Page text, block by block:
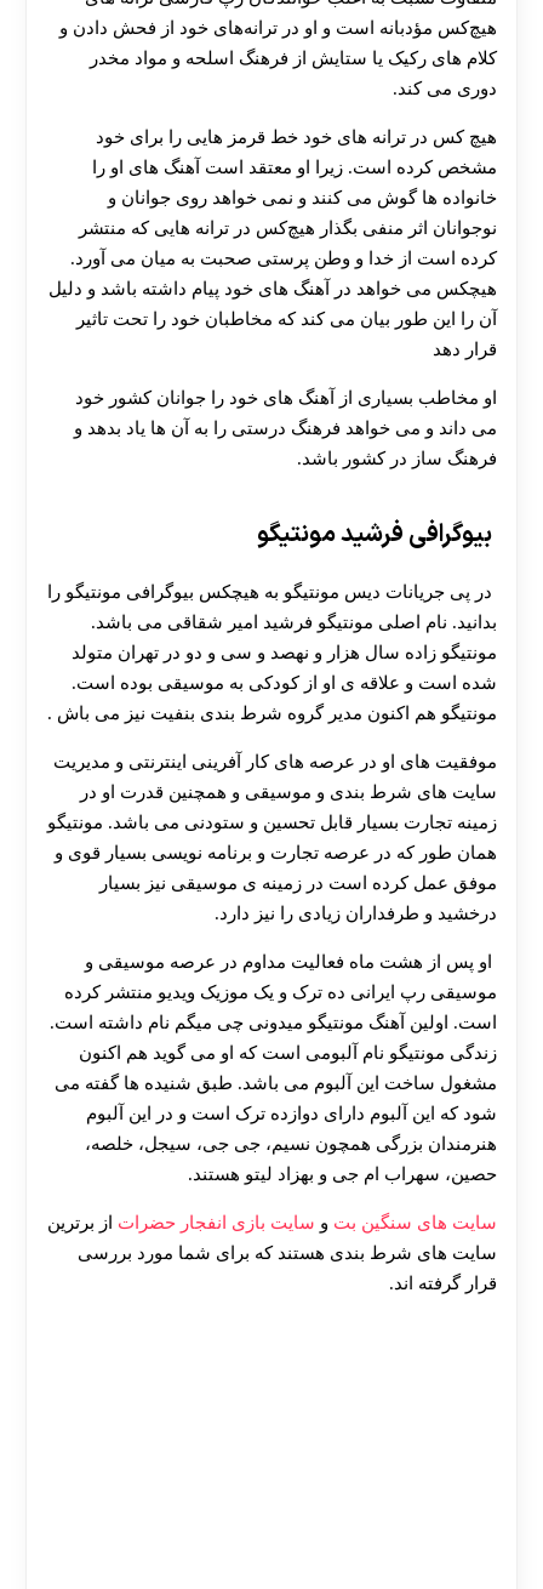
هیچ‌کس مؤدبانه است و او در ترانه‌های خود از فحش دادن و
کلام‌ های رکیک یا ستایش از فرهنگ اسلحه و مواد مخدر
دوری می‌ کند.
هیچ‌ کس در ترانه‌ های خود خط قرمز هایی را برای خود
مشخص کرده است. زیرا او معتقد است آهنگ‌ های او را
خانواده‌ ها گوش می‌ کنند و نمی‌ خواهد روی جوانان و
نوجوانان اثر منفی بگذار هیچ‌کس در ترانه‌ هایی که منتشر
کرده است از خدا و وطن‌ پرستی صحبت به میان می‌ آورد.
هیچکس می‌ خواهد در آهنگ های خود پیام داشته باشد و دلیل
آن را این‌ طور بیان می‌ کند که مخاطبان خود را تحت تاثیر
قرار دهد
او مخاطب بسیاری از آهنگ های خود را جوانان کشور خود
می داند و می خواهد فرهنگ درستی را به آن ها یاد بدهد و
فرهنگ ساز در کشور باشد.
بیوگرافی فرشید مونتیگو
در پی جریانات دیس مونتیگو به هیچکس بیوگرافی مونتیگو را
بدانید. نام اصلی مونتیگو فرشید امیر شقاقی می باشد.
مونتیگو زاده سال هزار و نهصد و سی و دو در تهران متولد
شده است و علاقه ی او از کودکی به موسیقی بوده است.
مونتیگو هم اکنون مدیر گروه شرط بندی بنفیت نیز می باش .
موفقیت های او در عرصه های کار آفرینی اینترنتی و مدیریت
سایت های شرط بندی و موسیقی و همچنین قدرت او در
زمینه تجارت بسیار قابل تحسین و ستودنی می باشد. مونتیگو
همان طور که در عرصه تجارت و برنامه نویسی بسیار قوی و
موفق عمل کرده است در زمینه ی موسیقی نیز بسیار
درخشید و طرفداران زیادی را نیز دارد.
او پس از هشت ماه فعالیت مداوم در عرصه موسیقی و
موسیقی رپ ایرانی ده ترک و یک موزیک ویدیو منتشر کرده
است. اولین آهنگ مونتیگو میدونی چی میگم نام داشته است.
زندگی مونتیگو نام آلبومی است که او می گوید هم اکنون
مشغول ساخت این آلبوم می باشد. طبق شنیده ها گفته می
شود که این آلبوم دارای دوازده ترک است و در این آلبوم
هنرمندان بزرگی همچون نسیم، جی جی، سیجل، خلصه،
حصین، سهراب ام جی و بهزاد لیتو هستند.
سایت های سنگین بت و سایت بازی انفجار حضرات از برترین
سایت های شرط بندی هستند که برای شما مورد بررسی
قرار گرفته اند.